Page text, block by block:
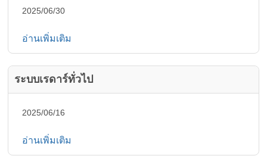
2025/06/30
อ่านเพิ่มเติม
ระบบเรดาร์ทั่วไป
2025/06/16
อ่านเพิ่มเติม